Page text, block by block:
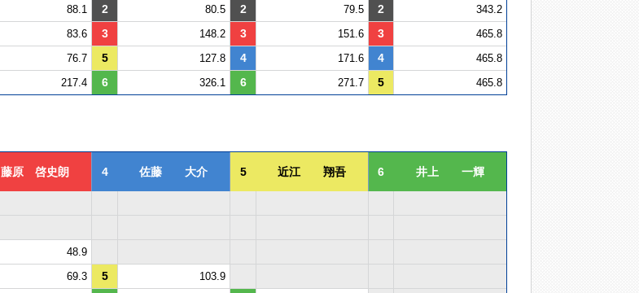
88.1 2 80.5 2 79.5 2 343.2
83.6 3 148.2 3 151.6 3 465.8
76.7 5 127.8 4 171.6 4 465.8
217.4 6 326.1 6 271.7 5 465.8
藤原 啓史朗 4 佐藤 大介 5 近江 翔吾 6 井上 一輝
48.9
69.3 5 103.9